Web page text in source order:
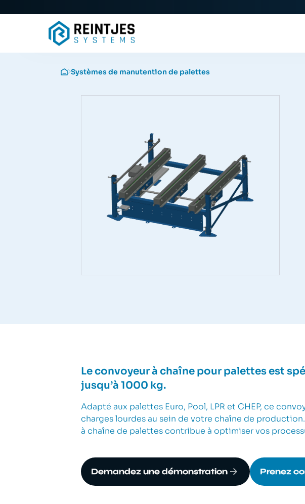
Systèmes de manutention de palettes
Le convoyeur à chaîne pour palettes est
jusqu’à 1000 kg.
Adapté aux palettes Euro, Pool, LPR et CHEP, ce
charges lourdes au sein de votre chaîne de
à chaîne de palettes contribue à optimiser vos
Demandez une démonstration Prenez